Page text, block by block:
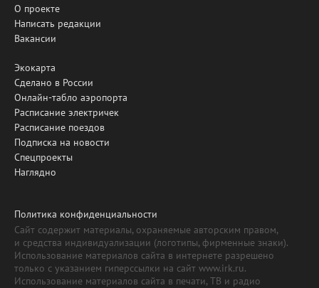
О проекте
Написать редакции
Вакансии
Экокарта
Сделано в России
Онлайн-табло аэропорта
Расписание электричек
Расписание поездов
Подписка на новости
Спецпроекты
Наглядно
Политика конфиденциальности
Сайт содержит материалы, охраняемые авторским правом,
и средства индивидуализации (логотипы, фирменные знаки).
Использование материалов сайта в интернете разрешено
только с указанием гиперссылки на сайт www.irk.ru.
Использование материалов сайта в печати, ТВ и радио